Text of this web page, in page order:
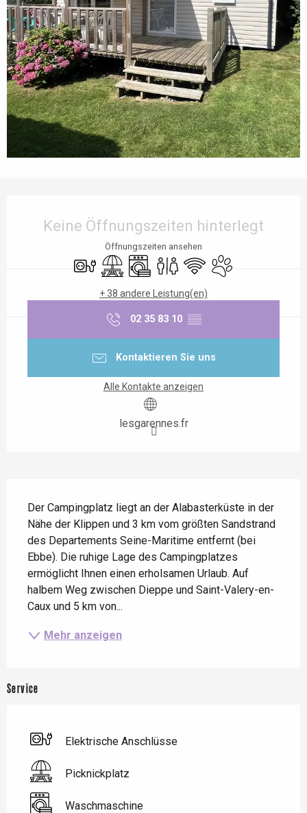
Keine Öffnungszeiten hinterlegt
Öffnungszeiten ansehen
Elektrische Anschlüsse
Picknickplatz
Waschmaschine
ToilettenWi-Fi Tiere erlaubt
+ 38 andere Leistung(en)
02 35 83 10 ▒▒
Kontaktieren Sie uns
Alle Kontakte anzeigen
lesgarennes.fr
Der Campingplatz liegt an der Alabasterküste in der
Nähe der Klippen und 3 km vom größten Sandstrand
des Departements Seine-Maritime entfernt (bei
Ebbe). Die ruhige Lage des Campingplatzes
ermöglicht Ihnen einen erholsamen Urlaub. Auf
halbem Weg zwischen Dieppe und Saint-Valery-en-
Caux und 5 km von...
Mehr anzeigen
Service
Elektrische Anschlüsse
Picknickplatz
Waschmaschine